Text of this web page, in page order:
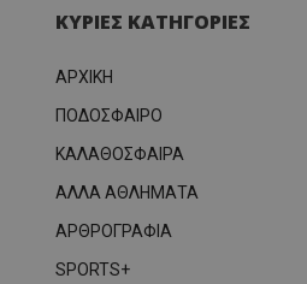
ΚΥΡΙΕΣ ΚΑΤΗΓΟΡΙΕΣ
ΑΡΧΙΚΗ
ΠΟΔΟΣΦΑΙΡΟ
ΚΑΛΑΘΟΣΦΑΙΡΑ
ΑΛΛΑ ΑΘΛΗΜΑΤΑ
ΑΡΘΡΟΓΡΑΦΙΑ
SPORTS+